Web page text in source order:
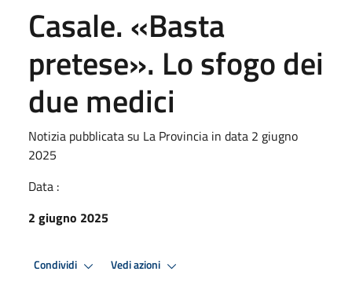
Casale. «Basta
pretese». Lo sfogo dei
due medici
Notizia pubblicata su La Provincia in data 2 giugno
2025
Data :
2 giugno 2025
Condividi Vedi azioni